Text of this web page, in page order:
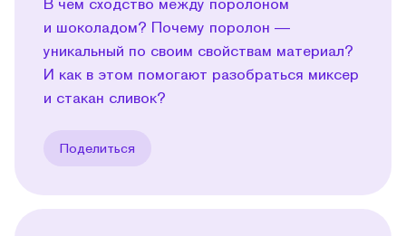
и шоколадом? Почему поролон —
уникальный по своим свойствам материал?
И как в этом помогают разобраться миксер
и стакан сливок?
Поделиться